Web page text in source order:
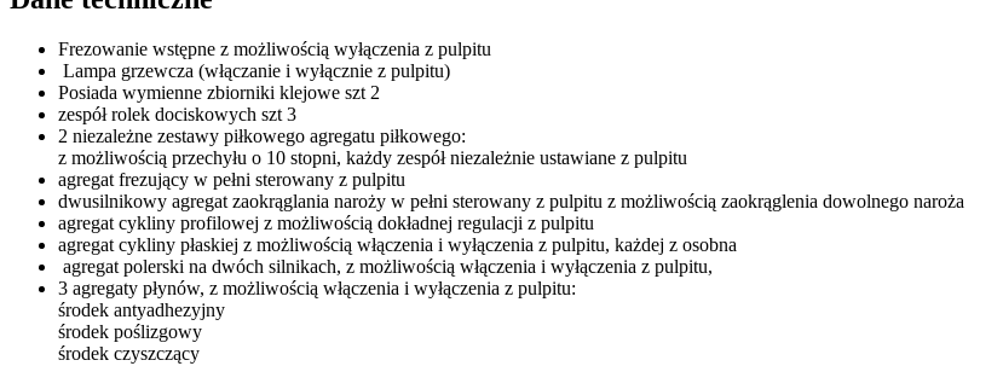
Frezowanie wstępne z możliwością wyłączenia z pulpitu
Lampa grzewcza (włączanie i wyłącznie z pulpitu)
Posiada wymienne zbiorniki klejowe szt 2
zespół rolek dociskowych szt 3
2 niezależne zestawy piłkowego agregatu piłkowego:
z możliwością przechyłu o 10 stopni, każdy zespół niezależnie ustawiane z pulpitu
agregat frezujący w pełni sterowany z pulpitu
dwusilnikowy agregat zaokrąglania naroży w pełni sterowany z pulpitu z możliwością zaokrąglenia dowolnego naroża
agregat cykliny profilowej z możliwością dokładnej regulacji z pulpitu
agregat cykliny płaskiej z możliwością włączenia i wyłączenia z pulpitu, każdej z osobna
agregat polerski na dwóch silnikach, z możliwością włączenia i wyłączenia z pulpitu,
3 agregaty płynów, z możliwością włączenia i wyłączenia z pulpitu:
środek antyadhezyjny
środek poślizgowy
środek czyszczący